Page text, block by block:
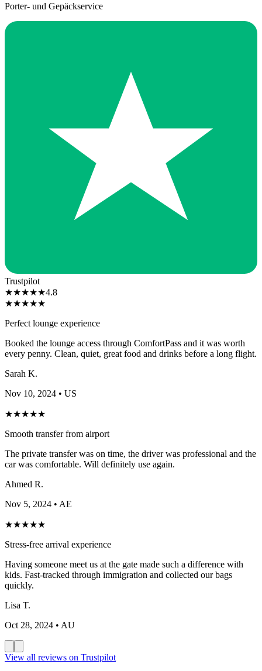
Porter- und Gepäckservice
Trustpilot
★★★★★4.8
★★★★★
Perfect lounge experience
Booked the lounge access through ComfortPass and it was worth
every penny. Clean, quiet, great food and drinks before a long flight.
Sarah K.
Nov 10, 2024 • US
★★★★★
Smooth transfer from airport
The private transfer was on time, the driver was professional and the
car was comfortable. Will definitely use again.
Ahmed R.
Nov 5, 2024 • AE
★★★★★
Stress-free arrival experience
Having someone meet us at the gate made such a difference with
kids. Fast-tracked through immigration and collected our bags
quickly.
Lisa T.
Oct 28, 2024 • AU
View all reviews on Trustpilot